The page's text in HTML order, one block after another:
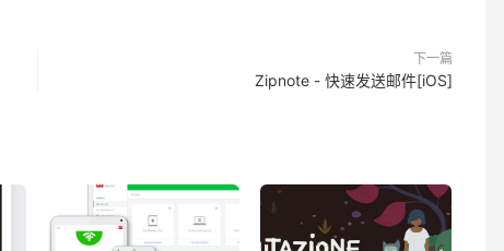
下一篇
Zipnote - 快速发送邮件[iOS]